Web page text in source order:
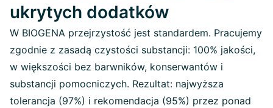
ukrytych dodatków
W BIOGENA przejrzystość jest standardem. Pracujemy
zgodnie z zasadą czystości substancji: 100% jakości,
w większości bez barwników, konserwantów i
substancji pomocniczych. Rezultat: najwyższa
tolerancja (97%) i rekomendacja (95%) przez ponad